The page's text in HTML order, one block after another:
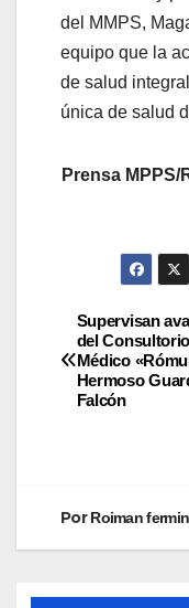
del MMPS,
equipo que la
de salud
única de salud
Prensa
Supervisan
del Consultorio
Médico
Hermoso
Falcón
PorRoiman